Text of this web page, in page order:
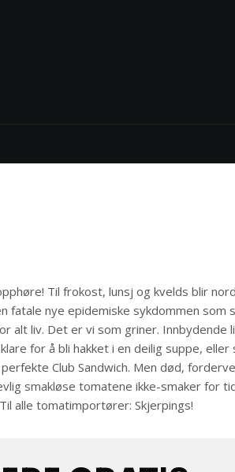
Til frokost, lunsj og kvelds blir
fatale nye epidemiske sykdommen som
alt liv. Det er vi som griner. Innbydende
for å bli hakket i en deilig suppe,
Club Sandwich. Men død,
smakløse tomatene ikke-smaker for
alle tomatimportører: Skjerpings!